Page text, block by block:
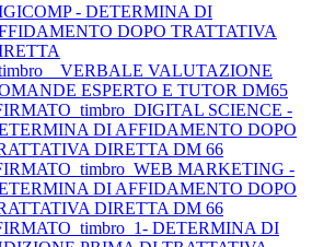
- DETERMINA DI
DOPO TRATTATIVA
timbro _ VERBALE VALUTAZIONE
ESPERTO E TUTOR DM65
SCIENCE -
DI AFFIDAMENTO DOPO
DIRETTA DM 66
MARKETING -
DI AFFIDAMENTO DOPO
DIRETTA DM 66
DETERMINA DI